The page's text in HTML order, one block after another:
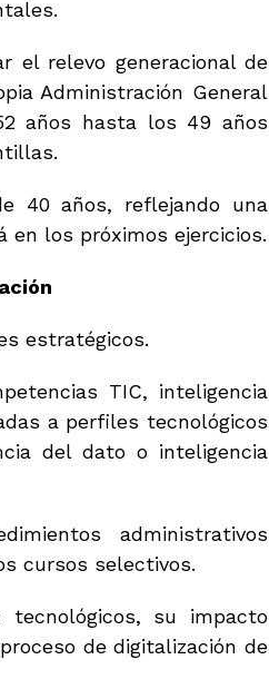
el relevo generacional de
Administración General
años hasta los 49 años
40 años, reflejando una
en los próximos ejercicios.
estratégicos.
TIC, inteligencia
a perfiles tecnológicos
del dato o inteligencia
administrativos
cursos selectivos.
su impacto
de digitalización de